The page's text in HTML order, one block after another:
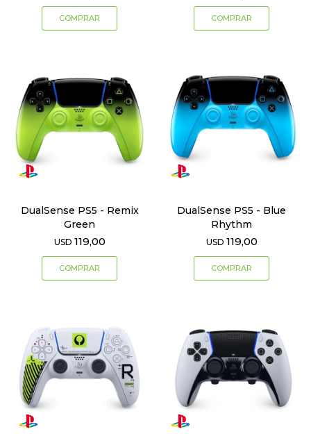
DualSense PS5 - Remix
Green
USD 119,00
DualSense PS5 - Blue
Rhythm
USD 119,00